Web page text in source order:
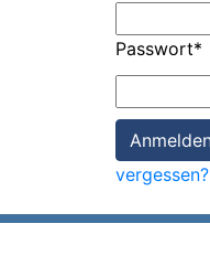
Passwort*
vergessen?